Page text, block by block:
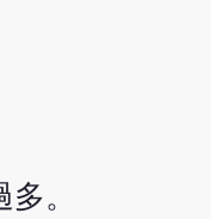
。